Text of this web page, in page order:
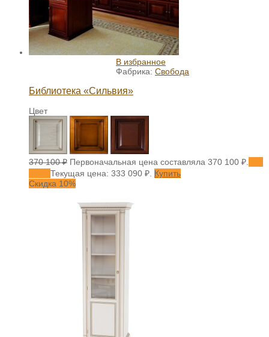
В избранное
Фабрика: Свобода
Библиотека «Сильвия»
Цвет
370 100₽ Первоначальная цена составляла 370 100 ₽.
Текущая цена: 333 090 ₽. Купить
Скидка 10%